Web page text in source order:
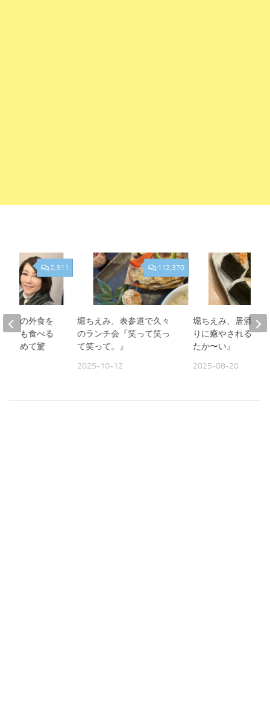
112,370
堀ちえみ、表参道で久々
のランチ会『笑って笑っ
て笑って。』
2025-10-12
堀ちえみ、居酒屋
りに癒やされる夜
たか〜い』
2025-08-20
2,311
夫との外食を
よりも食べる
て改めて驚